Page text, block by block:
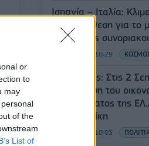
or
to
may
of the
List of
Ισπανία – Ιταλία:
αντιπαράθεση για το
αμοιβαίους
09/08/2026 - 10:29
Αλ. Τσίπρας: Στις 2
παρουσίαση του
προγράμματος της
Θεσσαλονίκη
09/08/2026 - 10:03